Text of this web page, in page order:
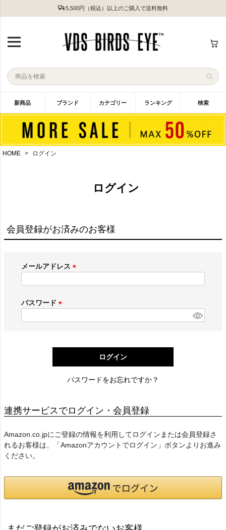
5,500円（税込）以上のご購入で送料無料
新商品 ブランド カテゴリー ランキング 検索
HOME ログイン
ログイン
会員登録がお済みのお客様
メールアドレス
)
パスワード
)
ログイン
パスワードをお忘れですか？
連携サービスでログイン・会員登録
Amazon.co.jpにご登録の情報を利用してログインまたは会員登録さ
れるお客様は、「Amazonアカウントでログイン」ボタンよりお進み
ください。